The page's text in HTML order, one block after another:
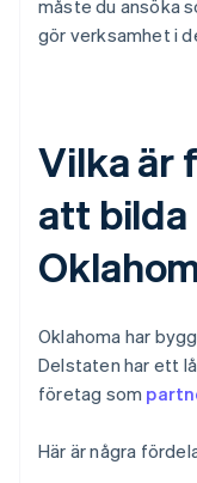
måste du ansöka
gör verksamhet i
Vilka är
att bilda
Oklahoma har
Delstaten har ett
företag som
Här är några